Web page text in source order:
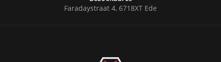
Faradaystraat 4, 6718XT Ede